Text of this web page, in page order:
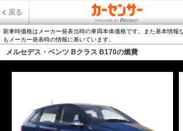
戻る
新車時価格はメーカー発表当時の車両本体価格です。また基本情報
もメーカー発表時の情報に基いています。
メルセデス・ベンツ Bクラス B170の燃費